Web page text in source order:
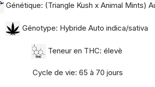
Génétique: (Triangle Kush x Animal Mints)
Génotype: Hybride Auto indica/sativa
Teneur en THC: élevè
Cycle de vie: 65 à 70 jours